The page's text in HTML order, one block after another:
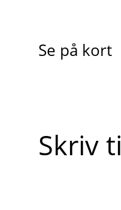
Se på kort
Skriv